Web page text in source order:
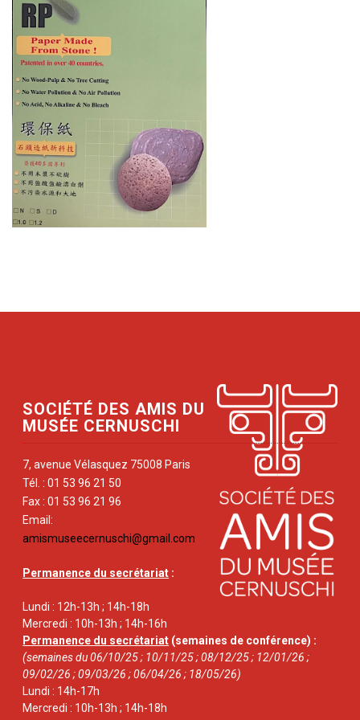
SOCIÉTÉ DES AMIS DU
MUSÉE CERNUSCHI
7, avenue Vélasquez 75008 Paris
Tél. : 01 53 96 21 50
Fax : 01 53 96 21 96
Email:
amismuseecernuschi@gmail.com
Permanence du secrétariat :
Lundi : 12h-13h ; 14h-18h
Mercredi : 10h-13h ; 14h-16h
Permanence du secrétariat (semaines de conférence) :
(semaines du 06/10/25 ; 10/11/25 ; 08/12/25 ; 12/01/26 ;
09/02/26 ; 09/03/26 ; 06/04/26 ; 18/05/26)
Lundi : 14h-17h
Mercredi : 10h-13h ; 14h-18h